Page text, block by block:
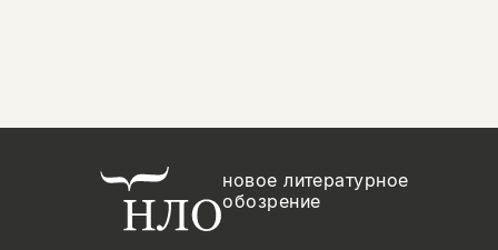
новое литературное
обозрение